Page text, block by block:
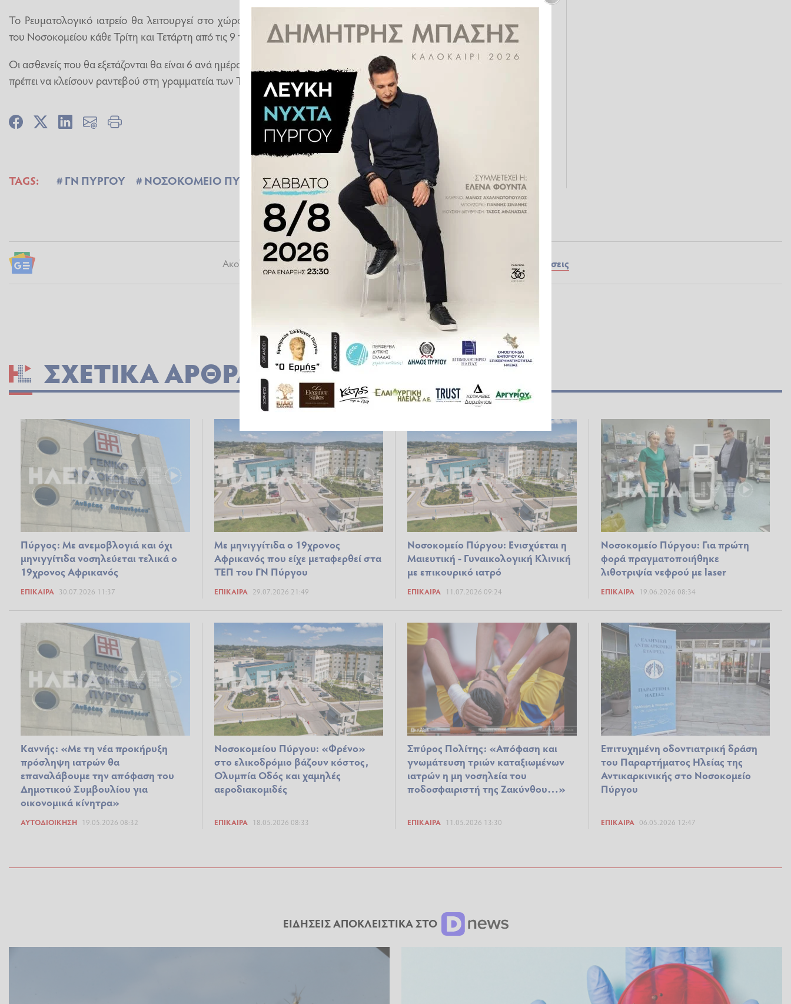
Το Ρευματολογικό ιατρείο θα λειτουργεί στο χώρο των τακτικών εξωτερικών ιατρείων
του Νοσοκομείου κάθε Τρίτη και Τετάρτη από τις 9 το πρωί έως τις 2 το μεσημέρι.
Οι ασθενείς που θα εξετάζονται θα είναι 6 ανά ημέρα γιαυτό το λόγο οι ενδιαφερόμενοι θα
πρέπει να κλείσουν ραντεβού στη γραμματεία των ΤΕΠ ή να τηλεφωνήσουν στο 14500.
TAGS: ΓΝ ΠΥΡΓΟΥ ΝΟΣΟΚΟΜΕΙΟ ΠΥΡΓΟΥ
Ακολουθήστε το ilialive.gr στο Google News και μάθετε πρώτοι όλες τις Ειδήσεις
ΣΧΕΤΙΚΆ ΆΡΘΡΑ
Πύργος: Με ανεμοβλογιά και όχι
μηνιγγίτιδα νοσηλεύεται τελικά ο
19χρονος Αφρικανός
ΕΠΊΚΑΙΡΑ 30.07.2026 11:37
Με μηνιγγίτιδα ο 19χρονος
Αφρικανός που είχε μεταφερθεί στα
ΤΕΠ του ΓΝ Πύργου
ΕΠΊΚΑΙΡΑ 29.07.2026 21:49
Νοσοκομείο Πύργου: Ενισχύεται η
Μαιευτική - Γυναικολογική Κλινική
με επικουρικό ιατρό
ΕΠΊΚΑΙΡΑ 11.07.2026 09:24
Νοσοκομείο Πύργου: Για πρώτη
φορά πραγματοποιήθηκε
λιθοτριψία νεφρού με laser
ΕΠΊΚΑΙΡΑ 19.06.2026 08:34
Καννής: «Με τη νέα προκήρυξη
πρόσληψη ιατρών θα
επαναλάβουμε την απόφαση του
Δημοτικού Συμβουλίου για
οικονομικά κίνητρα»
ΑΥΤΟΔΙΟΊΚΗΣΗ 19.05.2026 08:32
Νοσοκομείου Πύργου: «Φρένο»
στο ελικοδρόμιο βάζουν κόστος,
Ολυμπία Οδός και χαμηλές
αεροδιακομιδές
ΕΠΊΚΑΙΡΑ 18.05.2026 08:33
Σπύρος Πολίτης: «Απόφαση και
γνωμάτευση τριών καταξιωμένων
ιατρών η μη νοσηλεία του
ποδοσφαιριστή της Ζακύνθου…»
ΕΠΊΚΑΙΡΑ 11.05.2026 13:30
Επιτυχημένη οδοντιατρική δράση
του Παραρτήματος Ηλείας της
Αντικαρκινικής στο Νοσοκομείο
Πύργου
ΕΠΊΚΑΙΡΑ 06.05.2026 12:47
ΕΙΔΗΣΕΙΣ ΑΠΟΚΛΕΙΣΤΙΚΑ ΣΤΟ